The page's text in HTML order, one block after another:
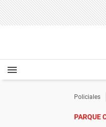
Policiales
PARQUE